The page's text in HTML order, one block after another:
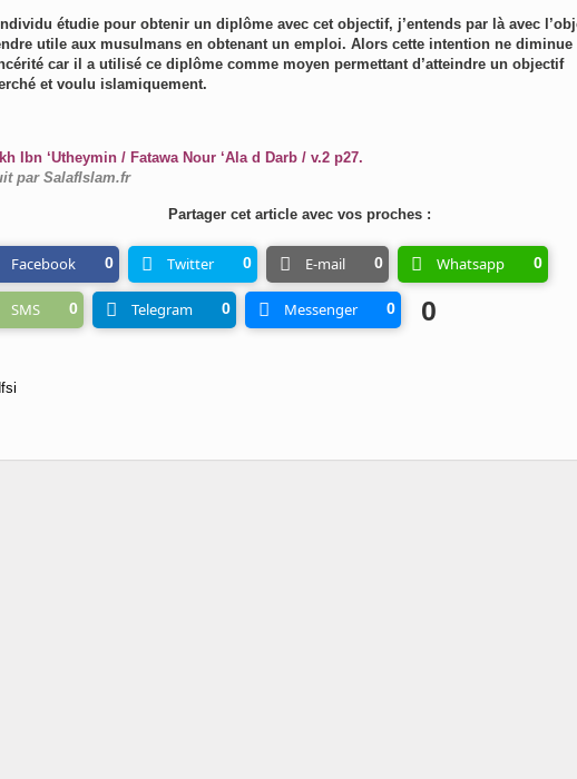
étudie pour obtenir un diplôme avec cet objectif, j’entends par là avec
utile aux musulmans en obtenant un emploi. Alors cette intention ne diminue
car il a utilisé ce diplôme comme moyen permettant d’atteindre un objectif
et voulu islamiquement.
Ibn ‘Utheymin / Fatawa Nour ‘Ala d Darb / v.2 p27.
par SalafIslam.fr
Partager cet article avec vos proches :
Facebook 0 Twitter 0 E-mail 0 Whatsapp 0
SMS 0 Telegram 0 Messenger 0 0